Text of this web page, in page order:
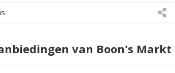
van Boon's Markt